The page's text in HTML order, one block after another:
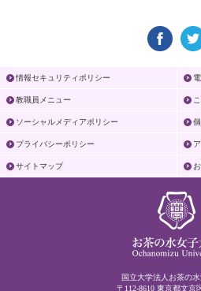
情報セキュリティポリシー
教職員メニュー
ソーシャルメディアポリシー
プライバシーポリシー
サイトマップ
国立大学法人お茶の
〒112-8610 東京都文京